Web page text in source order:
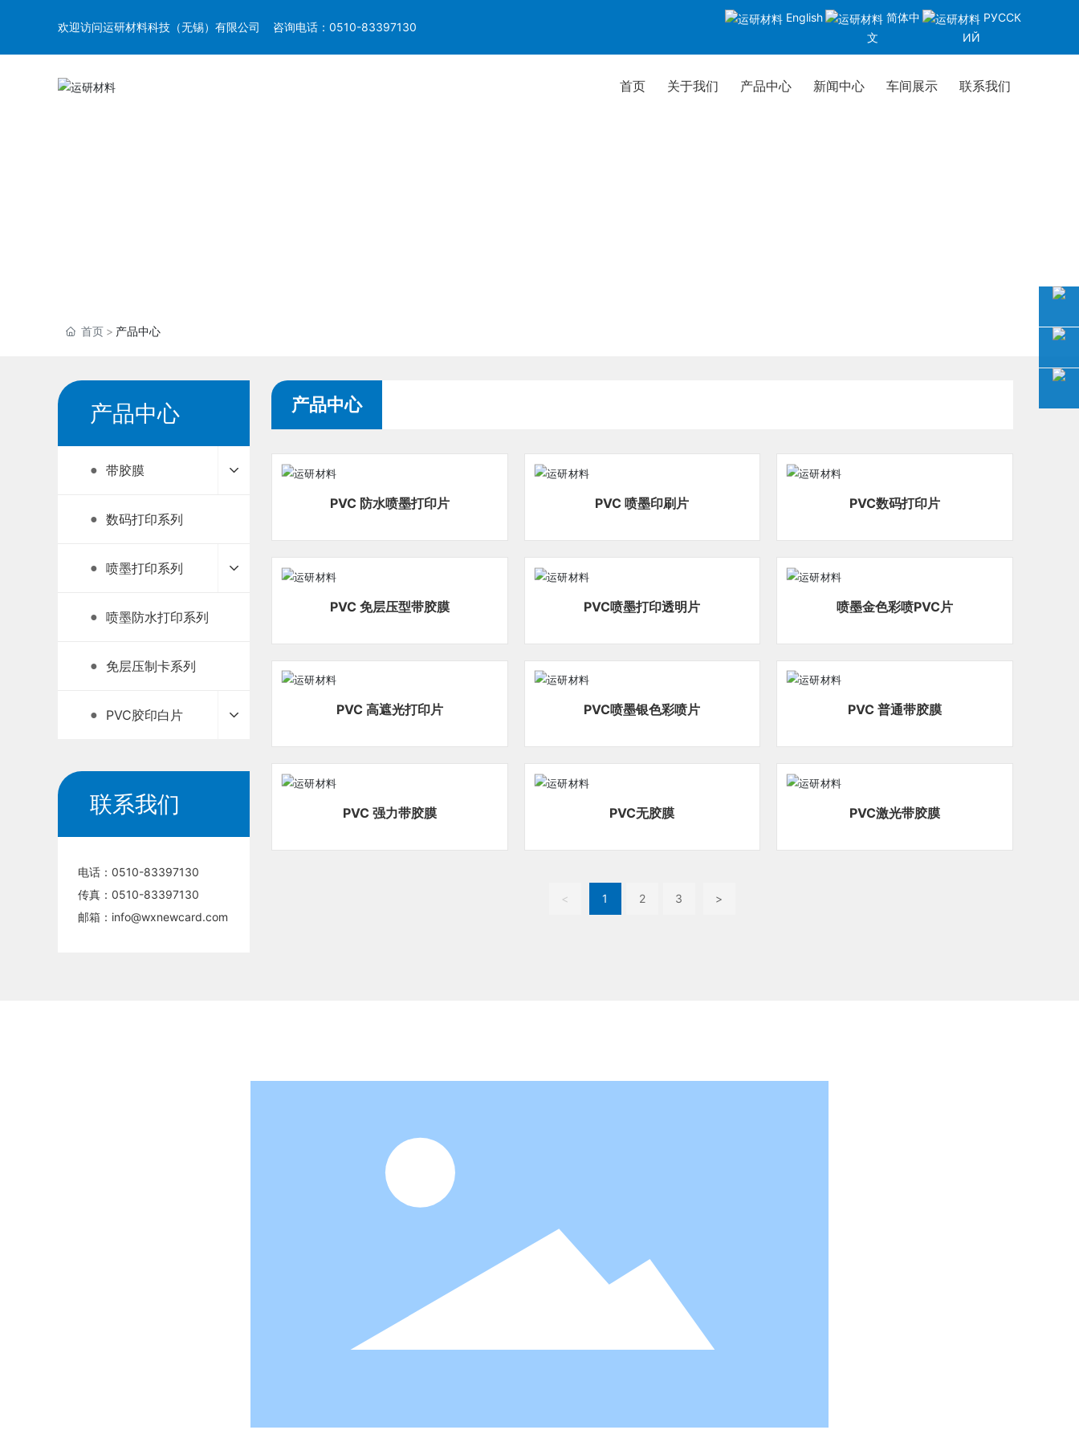
欢迎访问运研材料科技（无锡）有限公司 咨询电话： 0510-83397130
English
简体中
文
РУССК
ИЙ
首页 关于我们 产品中心 新闻中心 车间展示 联系我们
首页 产品中心
产品中心
● 带胶膜
● 数码打印系列
● 喷墨打印系列
● 喷墨防水打印系列
● 免层压制卡系列
● PVC胶印白片
联系我们
电话： 0510-83397130
传真：0510-83397130
邮箱： info@wxnewcard.com
产品中心
PVC 防水喷墨打印片 PVC 喷墨印刷片 PVC数码打印片
PVC 免层压型带胶膜 PVC喷墨打印透明片 喷墨金色彩喷PVC片
PVC 高遮光打印片 PVC喷墨银色彩喷片 PVC 普通带胶膜
PVC 强力带胶膜 PVC无胶膜 PVC激光带胶膜
< 1 2 3 >